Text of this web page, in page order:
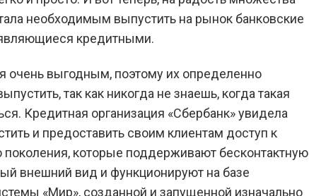
необходимым выпустить на рынок банковские
кредитными.
очень выгодным, поэтому их определенно
так как никогда не знаешь, когда такая
Кредитная организация «Сбербанк» увидела
и предоставить своим клиентам доступ к
поколения, которые поддерживают бесконтактную
внешний вид и функционируют на базе
«Мир», созданной и запущенной изначально